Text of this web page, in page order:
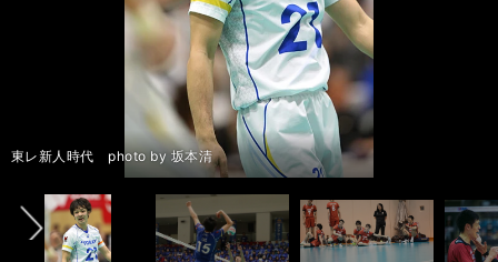
東レ新人時代 photo by 坂本清
記事を読む：日本代表で光ったクイック、妻・美弥さんも大好きな「強く
て優しい笑顔」を忘れない＞＞
前へ